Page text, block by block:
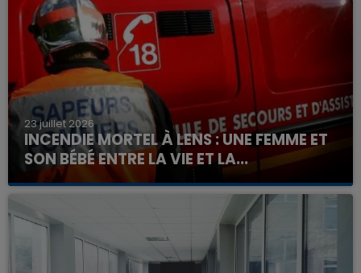
23 juillet 2026
INCENDIE MORTEL À LENS : UNE FEMME ET
SON BÉBÉ ENTRE LA VIE ET LA...
Un homme s'est immolé par le feu après avoir
aspergé sa compagne et leur bébé de trois mois
d'un liquide inflammable.